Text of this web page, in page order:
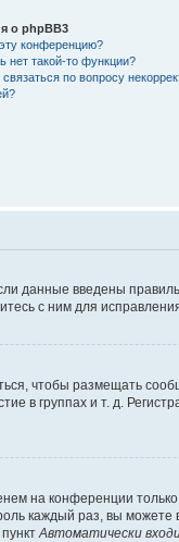
о phpBB3
конференцию?
нет такой-то функции?
по вопросу
данные введены
с ним для
чтобы размещать
группах и т. д.
на конференции
каждый раз, вы
Автоматически